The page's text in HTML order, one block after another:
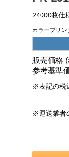
24000枚仕
カラープリン
販売価格
参考基準
※表記の税
※運送業者